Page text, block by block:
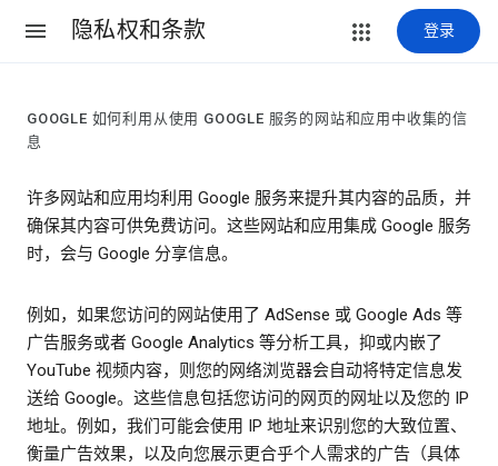
隐私权和条款 登录
GOOGLE 如何利用从使用 GOOGLE 服务的网站和应用中收集的信
息
许多网站和应用均利用 Google 服务来提升其内容的品质，并
确保其内容可供免费访问。这些网站和应用集成 Google 服务
时，会与 Google 分享信息。
例如，如果您访问的网站使用了 AdSense 或 Google Ads 等
广告服务或者 Google Analytics 等分析工具，抑或内嵌了
YouTube 视频内容，则您的网络浏览器会自动将特定信息发
送给 Google。这些信息包括您访问的网页的网址以及您的 IP
地址。例如，我们可能会使用 IP 地址来识别您的大致位置、
衡量广告效果，以及向您展示更合乎个人需求的广告（具体